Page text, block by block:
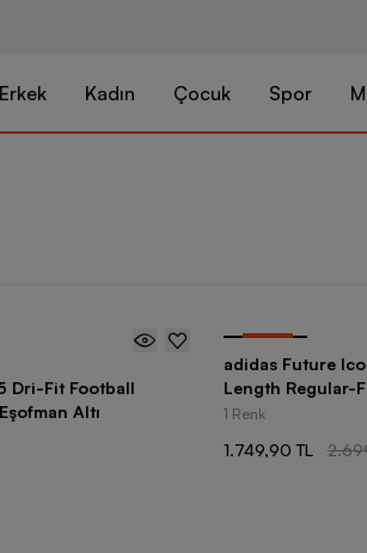
Erkek Kadın Çocuk Spor
Dri-Fit Football
Altı
adidas Future
Length Regular-
Eşofman Altı
1 Renk
1.749,90 TL